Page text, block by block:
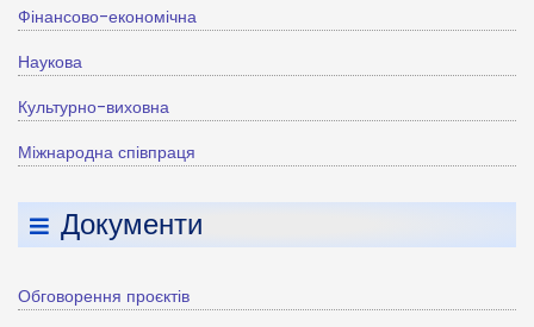
Фінансово-економічна
Наукова
Культурно-виховна
Міжнародна співпраця
Документи
Обговорення проєктів